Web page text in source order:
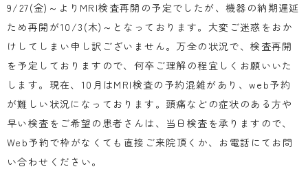
9/27(金) ～より MRI検査再開の予定でしたが、機器の納期遅延
ため再開が10/3(木) ～となっております。大変ご迷惑をおか
けしてしまい申し訳ございません。万全の状況で、検査再開
を予定しておりますので、何卒ご理解の程宜しくお願いいた
します。現在、 10 月はMRI検査の予約混雑があり、web予約
が難しい状況になっております。頭痛などの症状のある方や
早い検査をご希望の患者さんは、当日検査を承りますので、
Web予約で枠がなくても直接ご来院頂くか、お電話にてお問
い合わせください。